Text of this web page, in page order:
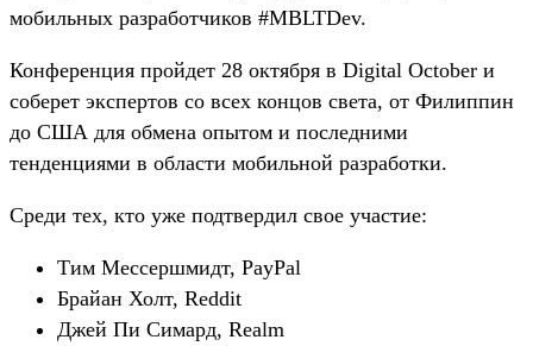
мобильных разработчиков #MBLTDev.
Конференция пройдет 28 октября в Digital October и
соберет экспертов со всех концов света, от Филиппин
до США для обмена опытом и последними
тенденциями в области мобильной разработки.
Среди тех, кто уже подтвердил свое участие:
Тим Мессершмидт, PayPal
Брайан Холт, Reddit
Джей Пи Симард, Realm